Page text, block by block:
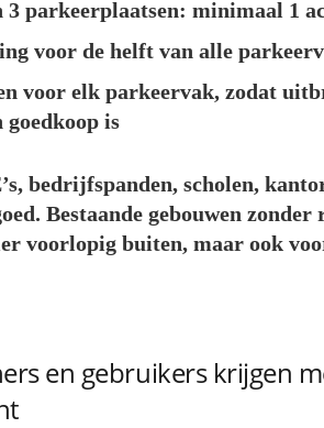
3 parkeerplaatsen: minimaal 1
voor de helft van alle
voor elk parkeervak, zodat
goedkoop is
bedrijfspanden, scholen,
Bestaande gebouwen zonder
voorlopig buiten, maar ook
en gebruikers krijgen